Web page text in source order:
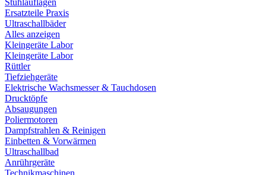
Stuhlauflagen
Ersatzteile Praxis
Ultraschallbäder
Alles anzeigen
Kleingeräte Labor
Kleingeräte Labor
Rüttler
Tiefziehgeräte
Elektrische Wachsmesser & Tauchdosen
Drucktöpfe
Absaugungen
Poliermotoren
Dampfstrahlen & Reinigen
Einbetten & Vorwärmen
Ultraschallbad
Anrührgeräte
Technikmaschinen